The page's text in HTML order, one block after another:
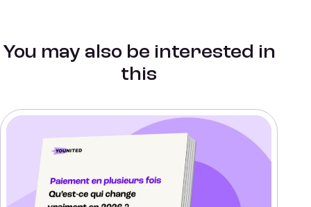
You may also be interested in
this